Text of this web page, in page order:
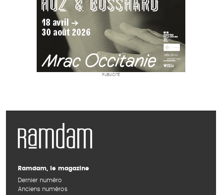
PUBLICITÉ
Ramdam, le magazine
Dernier numéro
Anciens numéros